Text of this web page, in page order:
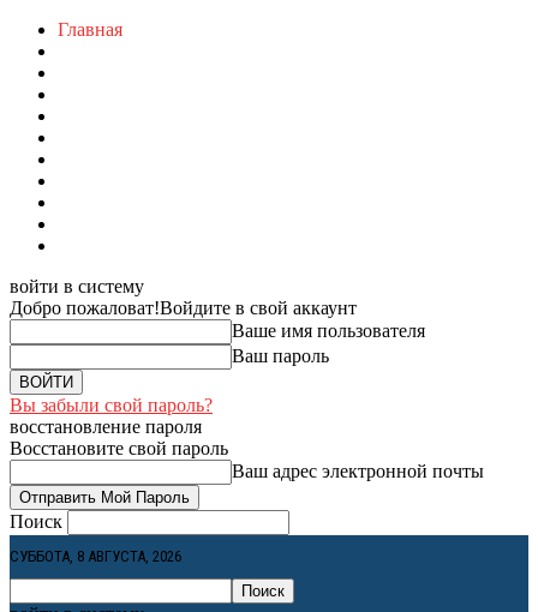
Главная
войти в систему
Добро пожаловат!Войдите в свой аккаунт
Ваше имя пользователя
Ваш пароль
Вы забыли свой пароль?
восстановление пароля
Восстановите свой пароль
Ваш адрес электронной почты
Поиск
СУББОТА, 8 АВГУСТА, 2026